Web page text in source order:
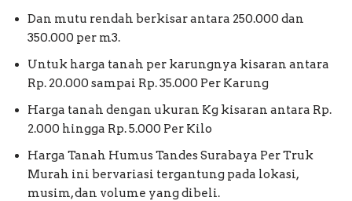
Dan mutu rendah berkisar antara 250.000 dan
350.000 per m3.
Untuk harga tanah per karungnya kisaran antara
Rp. 20.000 sampai Rp. 35.000 Per Karung
Harga tanah dengan ukuran Kg kisaran antara Rp.
2.000 hingga Rp. 5.000 Per Kilo
Harga Tanah Humus Tandes Surabaya Per Truk
Murah ini bervariasi tergantung pada lokasi,
musim, dan volume yang dibeli.